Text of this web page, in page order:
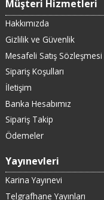
Müşteri Hizmetleri
Hakkımızda
Gizlilik ve Güvenlik
Mesafeli Satış Sözleşmesi
Sipariş Koşulları
İletişim
Banka Hesabımız
Sipariş Takip
Ödemeler
Yayınevleri
Karina Yayınevi
Telgrafhane Yayınları